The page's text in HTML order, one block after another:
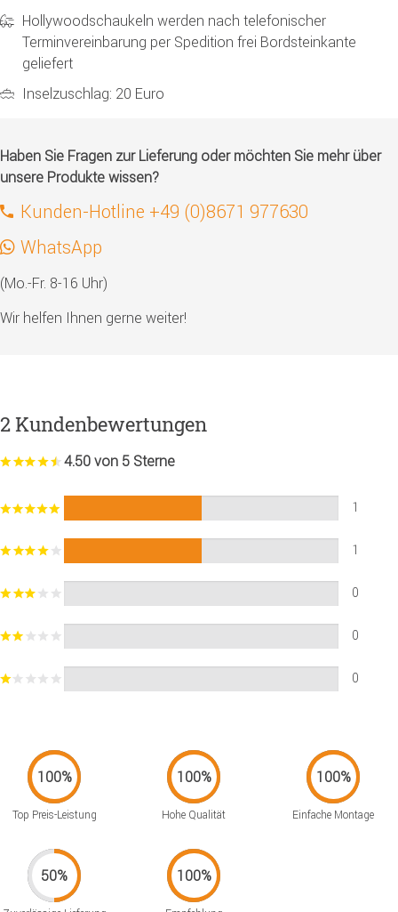
Hollywoodschaukeln werden nach telefonischer
Terminvereinbarung per Spedition frei Bordsteinkante
geliefert
Inselzuschlag: 20 Euro
Haben Sie Fragen zur Lieferung oder möchten Sie mehr über
unsere Produkte wissen?
Kunden-Hotline +49 (0)8671 977630
WhatsApp
(Mo.-Fr. 8-16 Uhr)
Wir helfen Ihnen gerne weiter!
2 Kundenbewertungen
4.50 von 5 Sterne
1
1
0
0
0
Top Preis-Leistung Hohe Qualität Einfache Montage